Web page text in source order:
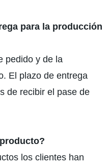
para la producción
pedido y de la
El plazo de entrega
de recibir el pase de
los clientes han